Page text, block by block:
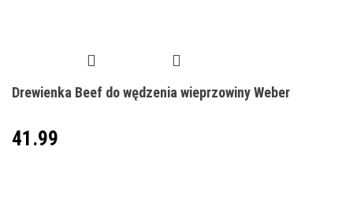
Drewienka Beef do wędzenia wieprzowiny Weber
41.99